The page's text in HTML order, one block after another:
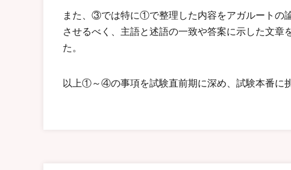
また、③では特に①で整理した内容をアガルートの
させるべく、主語と述語の一致や答案に示した文
た。
以上①～④の事項を試験直前期に深め、試験本番に